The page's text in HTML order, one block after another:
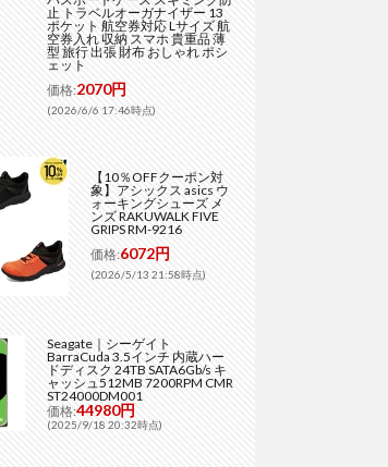
止 トラベルオーガナイザー 13
ポケット 航空券対応 Lサイズ 航
空券入れ 収納 スマホ 貴重品 薄
型 旅行 出張 財布 おしゃれ ポシ
ェット
価格:2070円
(2026/6/6 17:46時点)
【10％OFFクーポン対
象】アシックス asics ウ
ォーキングシューズ メ
ンズ RAKUWALK FIVE
GRIPS RM-9216
価格:6072円
(2026/5/13 21:58時点)
Seagate｜シーゲイト
BarraCuda 3.5インチ 内蔵ハー
ドディスク 24TB SATA6Gb/s キ
ャッシュ512MB 7200RPM CMR
ST24000DM001
価格:44980円
(2025/9/18 20:32時点)